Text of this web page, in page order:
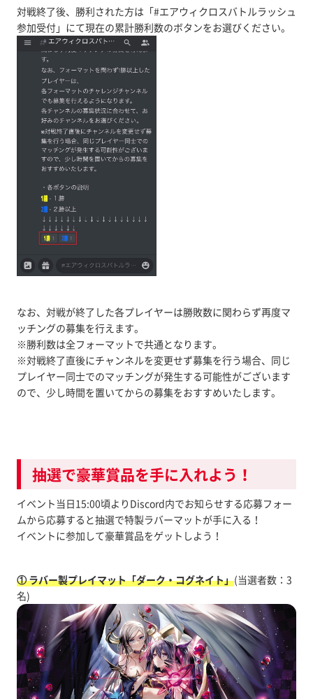
対戦終了後、勝利された方は「#エアウィクロスバトルラッシュ
参加受付」にて現在の累計勝利数のボタンをお選びください。
なお、対戦が終了した各プレイヤーは勝敗数に関わらず再度マ
ッチングの募集を行えます。
※勝利数は全フォーマットで共通となります。
※対戦終了直後にチャンネルを変更せず募集を行う場合、同じ
プレイヤー同士でのマッチングが発生する可能性がございます
ので、少し時間を置いてからの募集をおすすめいたします。
抽選で豪華賞品を手に入れよう！
イベント当日15:00頃よりDiscord内でお知らせする応募フォー
ムから応募すると抽選で特製ラバーマットが手に入る！
イベントに参加して豪華賞品をゲットしよう！
① ラバー製プレイマット「ダーク・コグネイト」(当選者数：3
名)